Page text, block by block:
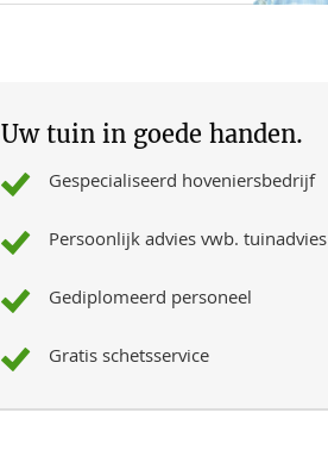
Uw tuin in goede handen.
Gespecialiseerd hoveniersbedrijf
Persoonlijk advies vwb. tuinadvies
Gediplomeerd personeel
Gratis schetsservice